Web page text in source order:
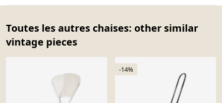
Toutes les autres chaises: other similar
vintage pieces
-14%